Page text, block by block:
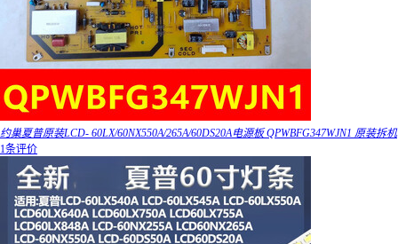
约巢夏普原装LCD- 60LX/60NX550A/265A/60DS20A电源板 QPWBFG347WJN1 原装拆机
1条评价